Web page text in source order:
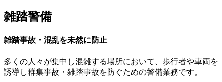
雑踏警備
雑踏事故・混乱を未然に防止
多くの人々が集中し混雑する場所において、 歩行者や車両を
誘導し群集事故・雑踏事故を防ぐための警備業務です。